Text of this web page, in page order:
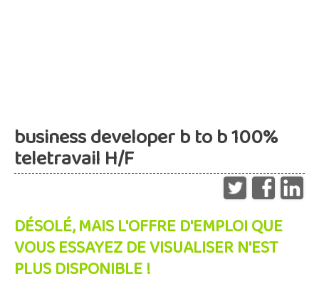
business developer b to b 100%
teletravail H/F
DÉSOLÉ, MAIS L'OFFRE D'EMPLOI QUE
VOUS ESSAYEZ DE VISUALISER N'EST
PLUS DISPONIBLE !